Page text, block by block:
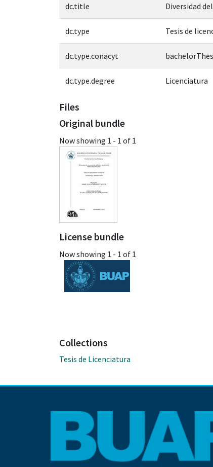
dc.title Diversidad
dc.type Tesis de
dc.type.conacyt
dc.type.degree Licenciatura
Files
Original bundle
Now showing 1 - 1 of 1
License bundle
Now showing 1 - 1 of 1
Collections
Tesis de Licenciatura